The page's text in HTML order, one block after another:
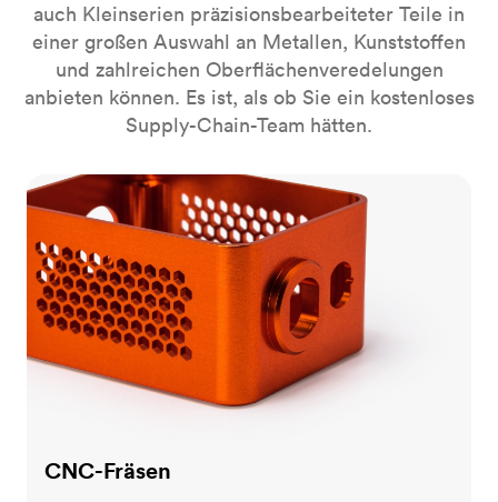
auch Kleinserien präzisionsbearbeiteter Teile in
einer großen Auswahl an Metallen, Kunststoffen
und zahlreichen Oberflächenveredelungen
anbieten können. Es ist, als ob Sie ein kostenloses
Supply-Chain-Team hätten.
CNC-Fräsen
CNC-Fräsen